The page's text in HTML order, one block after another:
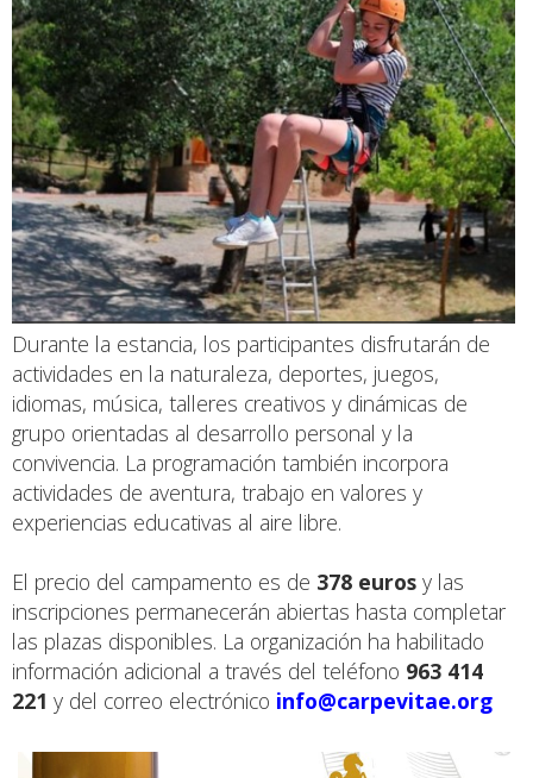
Durante la estancia, los participantes disfrutarán de
actividades en la naturaleza, deportes, juegos,
idiomas, música, talleres creativos y dinámicas de
grupo orientadas al desarrollo personal y la
convivencia. La programación también incorpora
actividades de aventura, trabajo en valores y
experiencias educativas al aire libre.
El precio del campamento es de 378 euros y las
inscripciones permanecerán abiertas hasta completar
las plazas disponibles. La organización ha habilitado
información adicional a través del teléfono 963 414
221 y del correo electrónico info@carpevitae.org